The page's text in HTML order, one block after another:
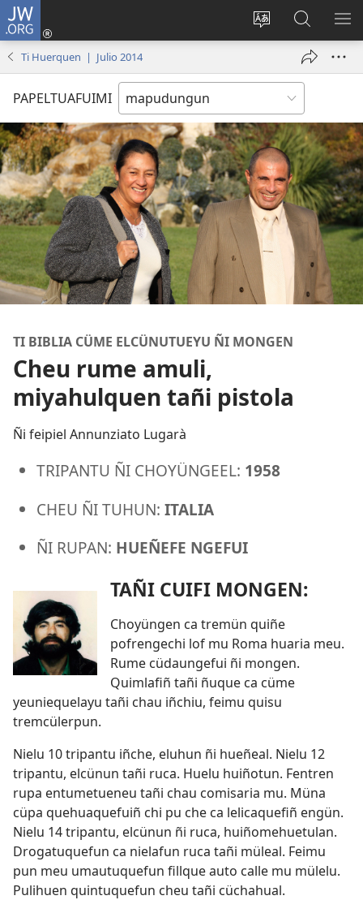
JW.ORG
Quintunge
quewun
Tami
conal
hue
mu)
Quintual
JW.ORG
Ti Huerquen | Julio 2014
PAPELTUAFUIMI
TI BIBLIA CÜME ELCÜNUTUEYU ÑI MONGEN
Cheu rume amuli,
miyahulquen tañi pistola
Ñi feipiel Annunziato Lugarà
TRIPANTU ÑI CHOYÜNGEEL: 1958
CHEU ÑI TUHUN: ITALIA
ÑI RUPAN: HUEÑEFE NGEFUI
TAÑI CUIFI MONGEN:
Choyüngen ca tremün quiñe
pofrengechi lof mu Roma huaria meu.
Rume cüdaungefui ñi mongen.
Quimlafiñ tañi ñuque ca cüme
yeuniequelayu tañi chau iñchiu, feimu quisu
tremcülerpun.
Nielu 10 tripantu iñche, eluhun ñi hueñeal. Nielu 12
tripantu, elcünun tañi ruca. Huelu huiñotun. Fentren
rupa entumetueneu tañi chau comisaria mu. Müna
cüpa quehuaquefuiñ chi pu che ca lelicaquefiñ engün.
Nielu 14 tripantu, elcünun ñi ruca, huiñomehuetulan.
Drogatuquefun ca nielafun ruca tañi müleal. Feimu
pun meu umautuquefun fillque auto calle mu mülelu.
Pulihuen quintuquefun cheu tañi cüchahual.